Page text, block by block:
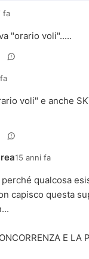
fa
"orario voli".....
voli" e anche
15 anni fa
qualcosa
capisco questa
E LA